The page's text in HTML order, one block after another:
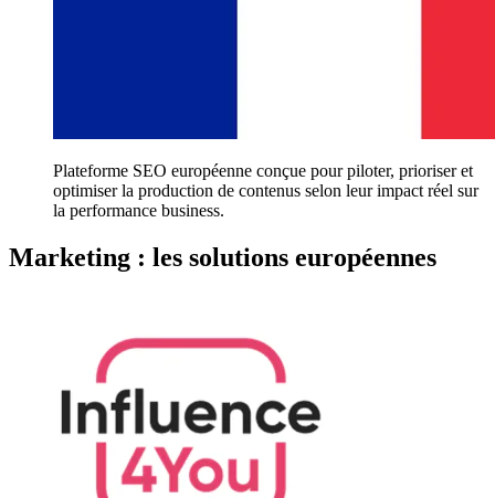
Plateforme SEO européenne conçue pour piloter, prioriser et
optimiser la production de contenus selon leur impact réel sur
la performance business.
Marketing : les solutions européennes